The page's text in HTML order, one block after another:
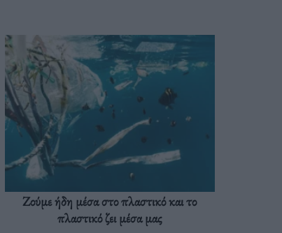
Ζούμε ήδη μέσα στο πλαστικό και το
πλαστικό ζει μέσα μας